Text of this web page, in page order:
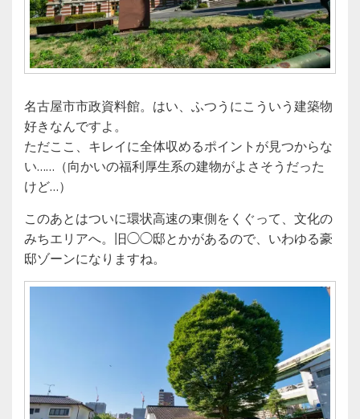
名古屋市市政資料館。はい、ふつうにこういう建築物
好きなんですよ。
ただここ、キレイに全体収めるポイントが見つからな
い……（向かいの福利厚生系の建物がよさそうだった
けど…）
このあとはついに環状高速の東側をくぐって、文化の
みちエリアへ。旧◯◯邸とかがあるので、いわゆる豪
邸ゾーンになりますね。